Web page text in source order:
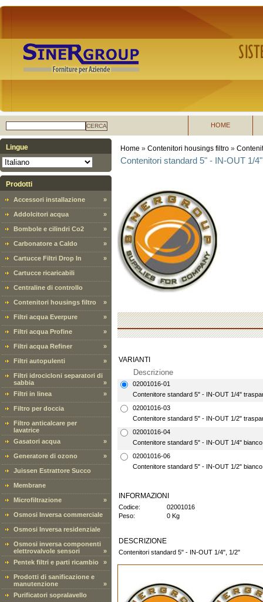
CERCA HOME
Lingue
Prodotti
Accessori installazione »
Addolcitori acqua »
Bombole e cilindri Co2 »
Carbonatore a Caldo »
Cartucce Filtri Drop In »
Cartucce ricaricabili
Centraline di controllo
Contenitori housings filtro »
Filtri acqua Everpure »
Filtri acqua Profine »
Filtri acqua Refiner »
Filtri autopulenti »
Filtri idrocicloni separatori di
sabbia
»
Filtri in linea
»
Filtro per doccia
Filtro anticalcare per
lavatrice
Gasatori acqua
»
Generatore di ozono »
Juissen Estrattore Succo
Membrane
Microfiltrazione »
Osmosi Inversa commerciale
Osmosi Inversa residenziale
Osmosi inversa componenti
elettrovalvole sensori
»
Pentek filtri e parti ricambio
»
Prodotti di sanificazione e
manutenzione
»
Purificatori sopralavello
Home » Contenitori housings filtro »
Contenitori standard 5" - IN-OUT 1/
VARIANTI
Descrizione
02001016-01
Contenitore standard 5" - IN-OUT 1/4"
02001016-03
Contenitore standard 5" - IN-OUT 1/2"
02001016-04
Contenitore standard 5" - IN-OUT 1/4"
02001016-06
Contenitore standard 5" - IN-OUT 1/2"
INFORMAZIONI
Codice:
02001016
Peso:
0 Kg
DESCRIZIONE
Contenitori standard 5" - IN-OUT 1/4", 1/2"